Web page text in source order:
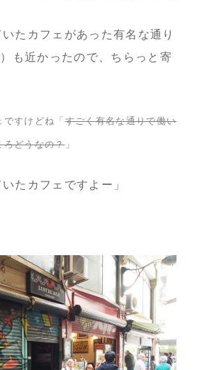
たカフェがあった有名な通り
も近かったので、ちらっと寄
ですけどね「すごく有名な通りで働い
ろどうなの？」
たカフェですよー」